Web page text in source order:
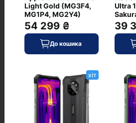
Матеріал кришки/рамки
пластик
Тип клавіатури
екранне введення
8.25
Ударостійкість
+ (MIL-STD-810H)
Light Gold (MG3F4,
MG1P4, MG2Y4)
54 299 ₴
До кошика
Ultra
39
хіт